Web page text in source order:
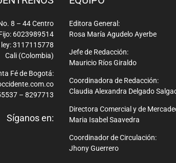
8 – 44 Centro
6023989514
3117115778
Cali (Colombia)
Fé de Bogotá:
– 8297713
Síganos en:
Editora General:
Rosa María Agudelo Ayerbe
Jefe de Redacción:
Mauricio Ríos Giraldo
Coordinadora de Redacción:
Claudia Alexandra Delgado
Directora Comercial y de
Maria Isabel Saavedra
Coordinador de Circulación:
Jhony Guerrero